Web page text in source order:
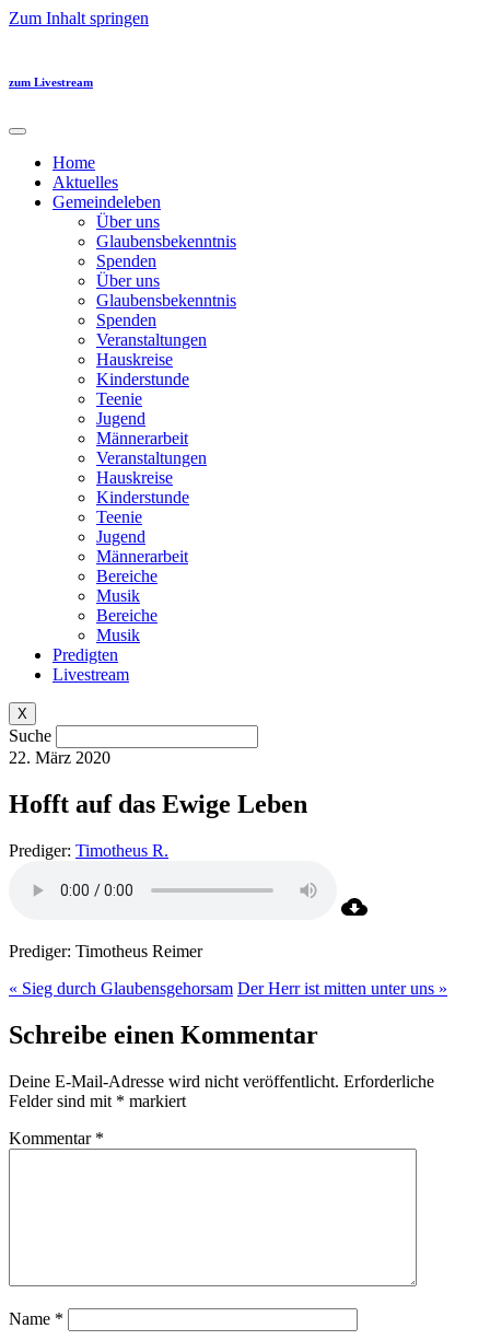
Zum Inhalt springen
zum Livestream
Home
Aktuelles
Gemeindeleben
Über uns
Glaubensbekenntnis
Spenden
Über uns
Glaubensbekenntnis
Spenden
Veranstaltungen
Hauskreise
Kinderstunde
Teenie
Jugend
Männerarbeit
Veranstaltungen
Hauskreise
Kinderstunde
Teenie
Jugend
Männerarbeit
Bereiche
Musik
Bereiche
Musik
Predigten
Livestream
X
Suche
22. März 2020
Hofft auf das Ewige Leben
Prediger: Timotheus R.
Prediger: Timotheus Reimer
« Sieg durch Glaubensgehorsam Der Herr ist mitten unter uns »
Schreibe einen Kommentar
Deine E-Mail-Adresse wird nicht veröffentlicht. Erforderliche
Felder sind mit * markiert
Kommentar *
Name *